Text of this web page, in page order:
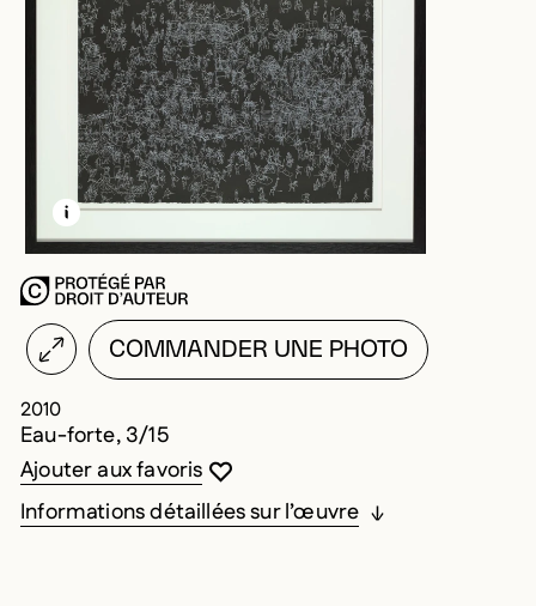
EN SAVOIR PLUS SUR CETTE IMAGE
OUVRIR LA MODALE
COMMANDER UNE PHOTO
2010
Eau-forte, 3/15
Vous devez être connecté pour ajouter
Fermer la modale
Ouvrir la modale
Ajouter aux favoris
Informations détaillées sur l’œuvre